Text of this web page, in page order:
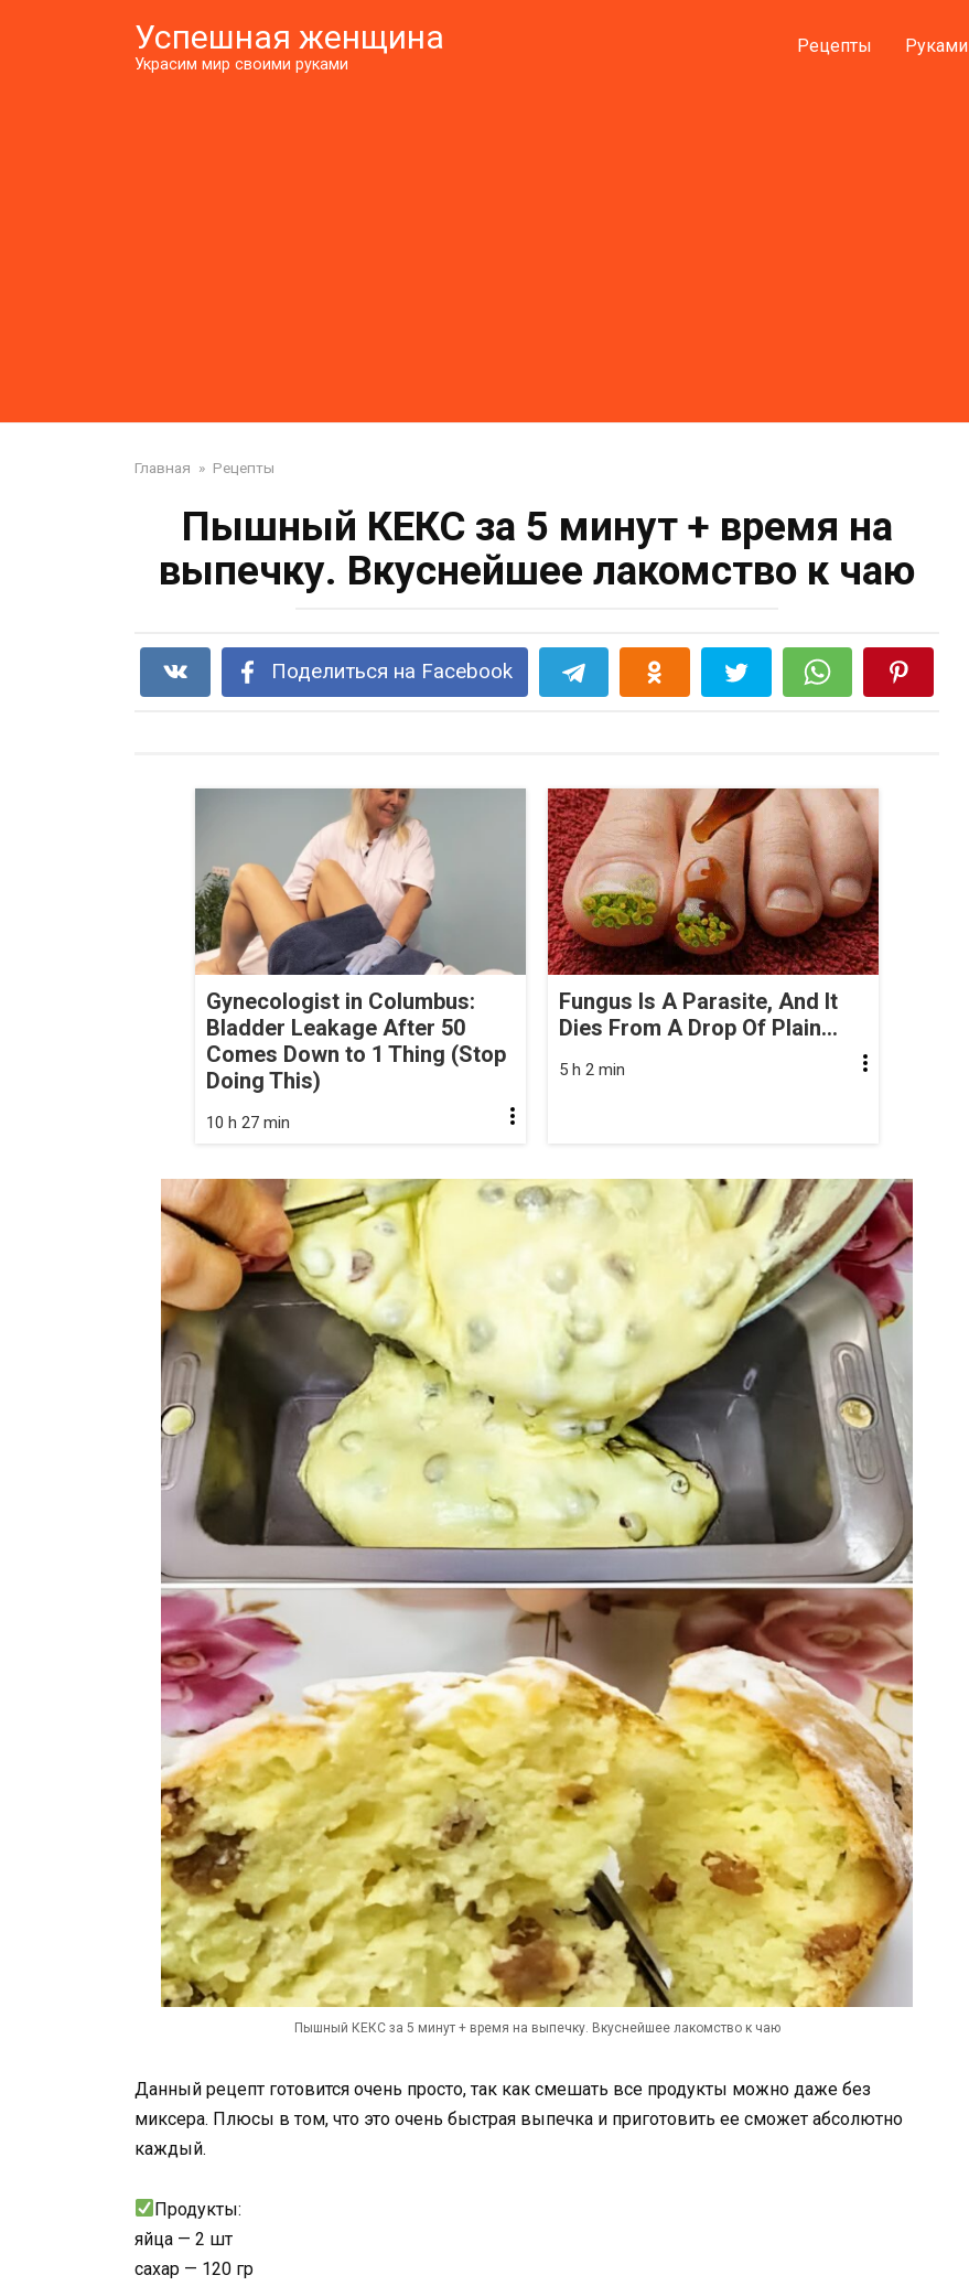
Успешная женщина
Украсим мир своими руками
Рецепты Руками
Главная » Рецепты
Пышный КЕКС за 5 минут + время на
выпечку. Вкуснейшее лакомство к чаю
Поделиться на Facebook
Gynecologist in Columbus:
Bladder Leakage After 50
Comes Down to 1 Thing (Stop
Doing This)
10 h 27 min
Fungus Is A Parasite, And It
Dies From A Drop Of Plain...
5 h 2 min
Пышный КЕКС за 5 минут + время на выпечку. Вкуснейшее лакомство к чаю
Данный рецепт готовится очень просто, так как смешать все продукты можно даже без
миксера. Плюсы в том, что это очень быстрая выпечка и приготовить ее сможет абсолютно
каждый.
Продукты:
яйца — 2 шт
сахар — 120 гр